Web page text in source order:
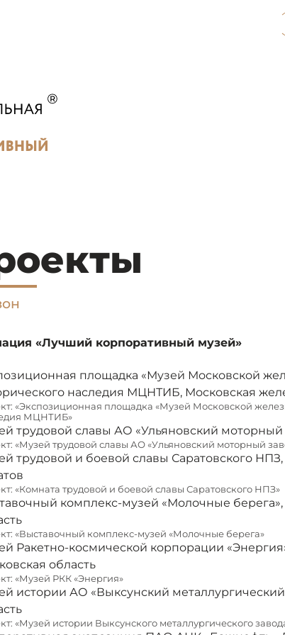
«Лучший корпоративный музей»
площадка «Музей Московской
наследия МЦНТИБ, Московская
«Экспозиционная площадка «Музей Московской
МЦНТИБ»
трудовой славы АО «Ульяновский моторный
«Музей трудовой славы АО «Ульяновский моторный
трудовой и боевой славы Саратовского
«Комната трудовой и боевой славы Саратовского НПЗ»
комплекс-музей «Молочные
«Выставочный комплекс-музей «Молочные берега»
Ракетно-космической корпорации
область
«Музей РКК «Энергия»
истории АО «Выксунский
«Музей истории Выксунского металлургического